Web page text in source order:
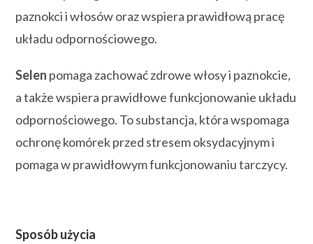
paznokci i włosów oraz wspiera prawidłową pracę
układu odpornościowego.
Selen pomaga zachować zdrowe włosy i paznokcie,
a także wspiera prawidłowe funkcjonowanie układu
odpornościowego. To substancja, która wspomaga
ochronę komórek przed stresem oksydacyjnym i
pomaga w prawidłowym funkcjonowaniu tarczycy.
Sposób użycia